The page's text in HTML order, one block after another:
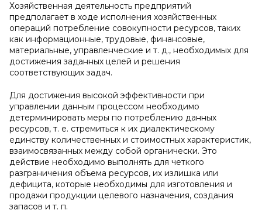
Хозяйственная деятельность предприятий
предполагает в ходе исполнения хозяйственных
операций потребление совокупности ресурсов, таких
как информационные, трудовые, финансовые,
материальные, управленческие и т. д., необходимых для
достижения заданных целей и решения
соответствующих задач.
Для достижения высокой эффективности при
управлении данным процессом необходимо
детерминировать меры по потреблению данных
ресурсов, т. е. стремиться к их диалектическому
единству количественных и стоимостных характеристик,
взаимосвязанных между собой органически. Это
действие необходимо выполнять для четкого
разграничения объема ресурсов, их излишка или
дефицита, которые необходимы для изготовления и
продажи продукции целевого назначения, создания
запасов и т. п.